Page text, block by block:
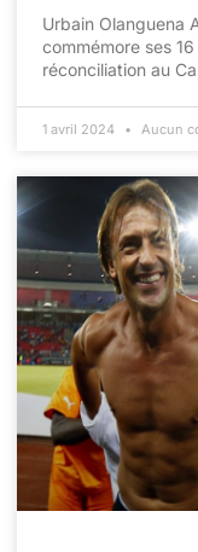
Urbain Olanguena
commémore ses
réconciliation au
1 avril 2024 Aucun